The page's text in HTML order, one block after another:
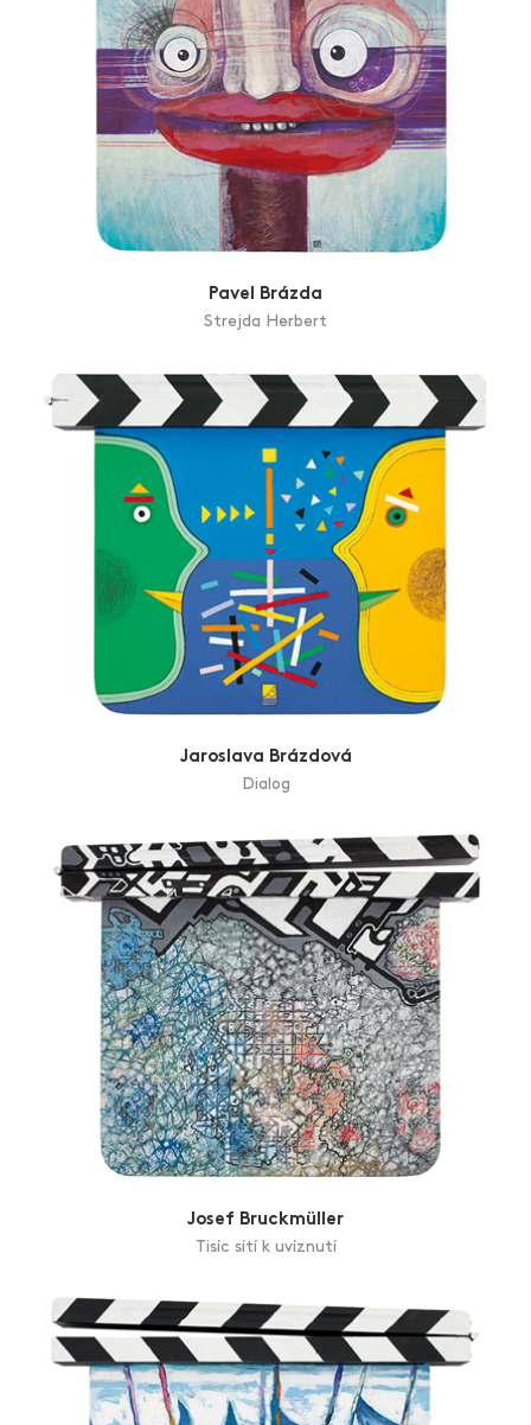
Pavel Brázda
Strejda Herbert
Jaroslava Brázdová
Dialog
Josef Bruckmüller
Tisíc sítí k uvíznutí